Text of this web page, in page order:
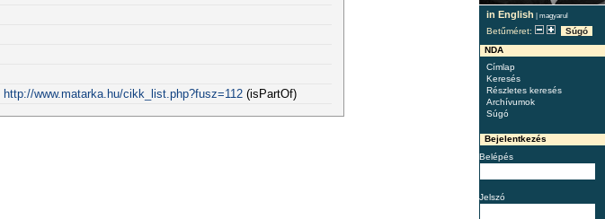
in English | magyarul
Betűméret:
Súgó
NDA
Címlap
Keresés
Részletes keresés
Archívumok
Súgó
Bejelentkezés
Belépés
Jelszó
http://www.matarka.hu/cikk_list.php?fusz=112(isPartOf)